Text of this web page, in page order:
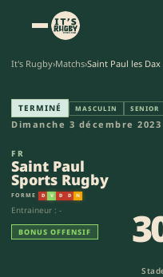
It's Rugby›Matchs›Saint Paul les
Saint Paul
TERMINÉ MASCULIN SENIOR
Dimanche 3 décembre 2023
FR
Saint Paul
Sports Rugby
FORME D V D D N
Entraineur : -
BONUS OFFENSIF